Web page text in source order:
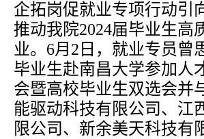
企拓岗促就业专项行动引
推动我院2024届毕业生高
业。6月2日，就业专员曾
毕业生赴南昌大学参加人
会暨高校毕业生双选会并
能驱动科技有限公司、江
限公司、新余美天科技有